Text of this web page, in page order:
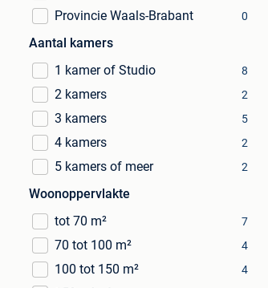
Provincie Waals-Brabant 0
Aantal kamers
1 kamer of Studio
8
2 kamers 2
3 kamers 5
4 kamers 2
5 kamers of meer 2
Woonoppervlakte
tot 70 m²
7
70 tot 100 m² 4
100 tot 150 m² 4